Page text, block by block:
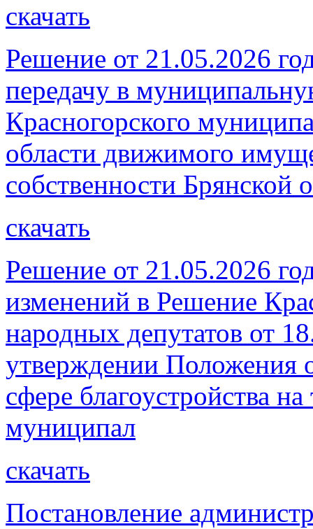
скачать
Решение от 21.05.2026
передачу в
Красногорского
области движимого
собственности Брянской
скачать
Решение от 21.05.2026
изменений в Решение
народных депутатов от
утверждении Положения
сфере благоустройства
муниципал
скачать
Постановление